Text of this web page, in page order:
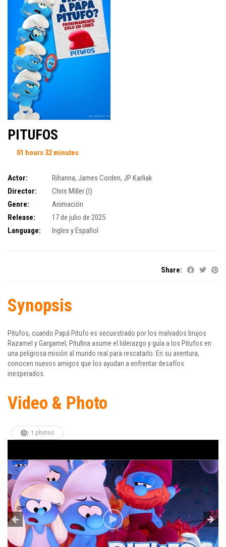
PITUFOS
01 hours 32 minutes
Actor: Rihanna, James Corden, JP Karliak
Director:
Chris Miller (I)
Genre:
Animación
Release:
17 de julio de 2025
Language:
Ingles y Español
Share:
Synopsis
Pitufos, cuando Papá Pitufo es secuestrado por los malvados brujos
Razamel y Gargamel, Pitufina asume el liderazgo y guía a los Pitufos en
una peligrosa misión al mundo real para rescatarlo. En su aventura,
conocen nuevos amigos que los ayudan a enfrentar desafíos
inesperados.
Video & Photo
1 photos